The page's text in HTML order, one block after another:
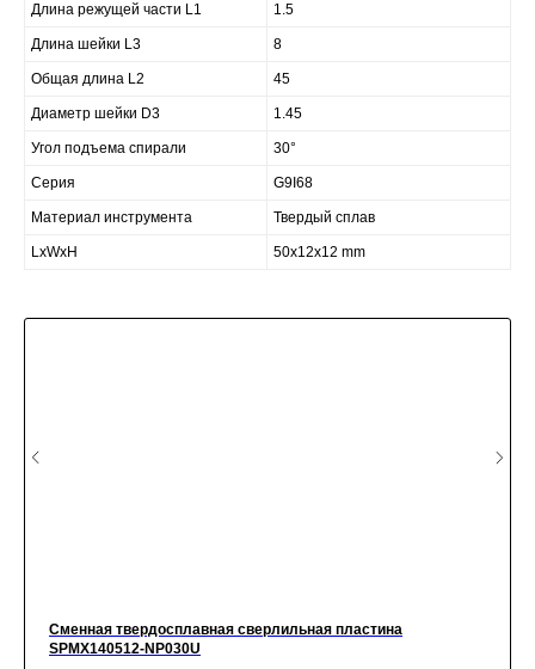
Длина режущей части L1 1.5
Длина шейки L3 8
Общая длина L2 45
Диаметр шейки D3 1.45
Угол подъема спирали 30°
Серия G9I68
Материал инструмента Твердый сплав
LxWxH 50x12x12 mm
Сменная твердосплавная сверлильная пластина
SPMX140512-NP030U